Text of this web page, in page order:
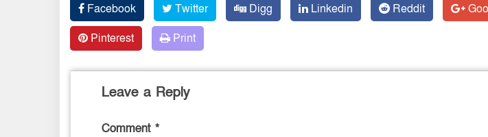
Facebook Twitter Digg Linkedin Reddit
Pinterest
Print
Leave a Reply
Comment *